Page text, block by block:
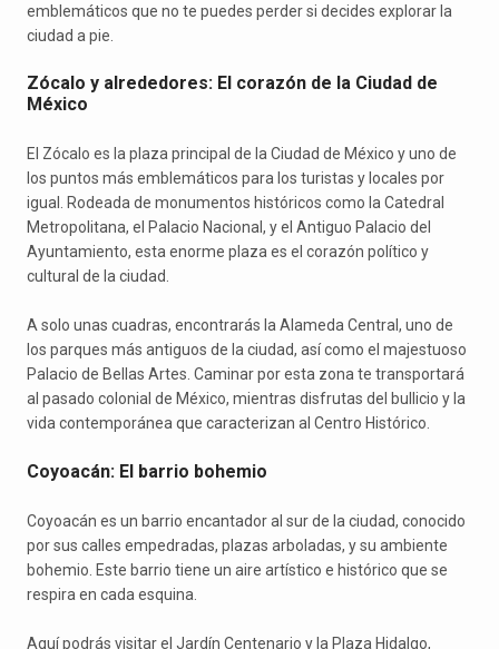
emblemáticos que no te puedes perder si decides explorar la
ciudad a pie.
Zócalo y alrededores: El corazón de la Ciudad de
México
El Zócalo es la plaza principal de la Ciudad de México y uno de
los puntos más emblemáticos para los turistas y locales por
igual. Rodeada de monumentos históricos como la Catedral
Metropolitana, el Palacio Nacional, y el Antiguo Palacio del
Ayuntamiento, esta enorme plaza es el corazón político y
cultural de la ciudad.
A solo unas cuadras, encontrarás la Alameda Central, uno de
los parques más antiguos de la ciudad, así como el majestuoso
Palacio de Bellas Artes. Caminar por esta zona te transportará
al pasado colonial de México, mientras disfrutas del bullicio y la
vida contemporánea que caracterizan al Centro Histórico.
Coyoacán: El barrio bohemio
Coyoacán es un barrio encantador al sur de la ciudad, conocido
por sus calles empedradas, plazas arboladas, y su ambiente
bohemio. Este barrio tiene un aire artístico e histórico que se
respira en cada esquina.
Aquí podrás visitar el Jardín Centenario y la Plaza Hidalgo,